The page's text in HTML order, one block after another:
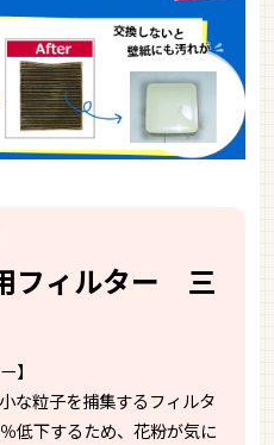
フィルター 三
】
な粒子を捕集するフィルタ
低下するため、花粉が気に